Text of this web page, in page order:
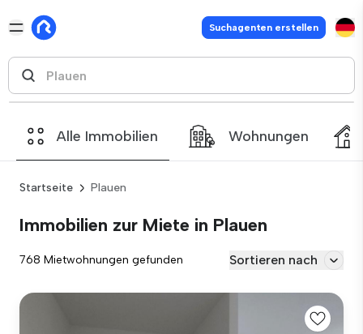
Suchagenten erstellen
Alle Immobilien Wohnungen
Startseite Plauen
Immobilien zur Miete in Plauen
768 Mietwohnungen gefunden Sortieren nach